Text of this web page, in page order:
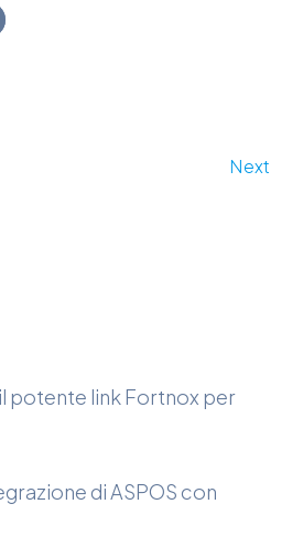
Next
potente link Fortnox per
di ASPOS con